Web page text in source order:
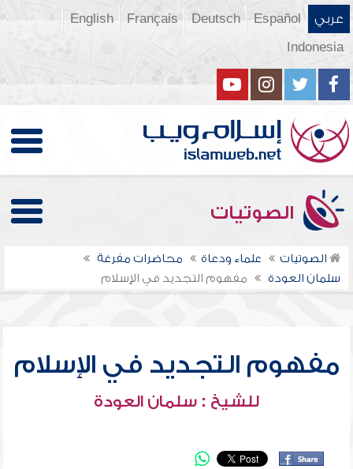
عربي Español
Deutsch
Français
English
Indonesia
الصوتيات
الصوتيات علماء ودعاة
محاضرات مفرغة
سلمان العودة
مفهوم التجديد في الإسلام
مفهوم التجديد في الإسلام
للشيخ : سلمان العودة